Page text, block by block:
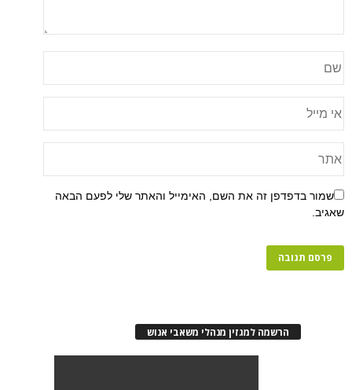
שמור בדפדפן זה את השם, האימייל והאתר שלי לפעם הבאה
שאגיב.
הרשמה למגזין מנהלי משאבי אנוש